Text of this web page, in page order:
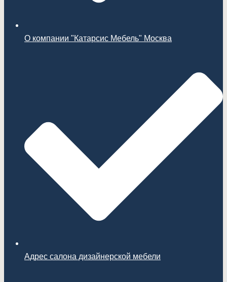
О компании "Катарсис Мебель" Москва
Адрес салона дизайнерской мебели